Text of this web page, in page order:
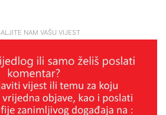
NAM VAŠU VIJEST